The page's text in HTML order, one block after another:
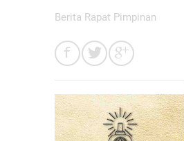
Berita Rapat Pimpinan